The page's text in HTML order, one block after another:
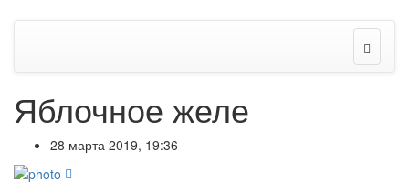
Яблочное желе
28 марта 2019, 19:36